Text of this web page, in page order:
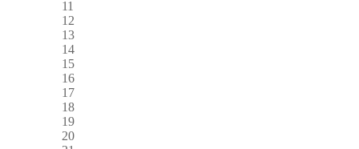
11
12
13
14
15
16
17
18
19
20